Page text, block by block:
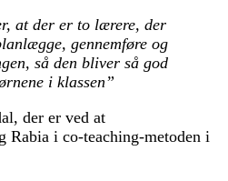
at der er to lærere, der
gennemføre og
så den bliver så god
i klassen”
der er ved at
Rabia i co-teaching-metoden i